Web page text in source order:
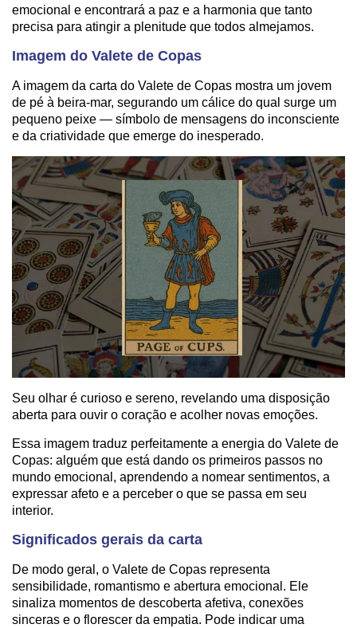
emocional e encontrará a paz e a harmonia que tanto
precisa para atingir a plenitude que todos almejamos.
Imagem do Valete de Copas
A imagem da carta do Valete de Copas mostra um jovem
de pé à beira-mar, segurando um cálice do qual surge um
pequeno peixe — símbolo de mensagens do inconsciente
e da criatividade que emerge do inesperado.
Seu olhar é curioso e sereno, revelando uma disposição
aberta para ouvir o coração e acolher novas emoções.
Essa imagem traduz perfeitamente a energia do Valete de
Copas: alguém que está dando os primeiros passos no
mundo emocional, aprendendo a nomear sentimentos, a
expressar afeto e a perceber o que se passa em seu
interior.
Significados gerais da carta
De modo geral, o Valete de Copas representa
sensibilidade, romantismo e abertura emocional. Ele
sinaliza momentos de descoberta afetiva, conexões
sinceras e o florescer da empatia. Pode indicar uma